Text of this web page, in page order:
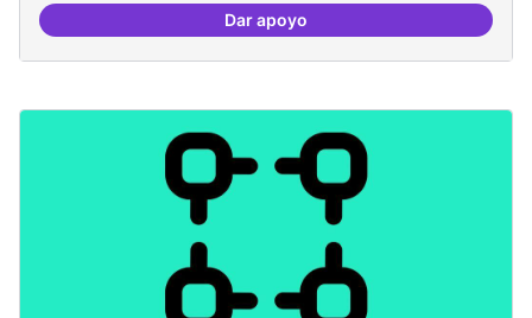
Dar apoyoParticipació ciutadana